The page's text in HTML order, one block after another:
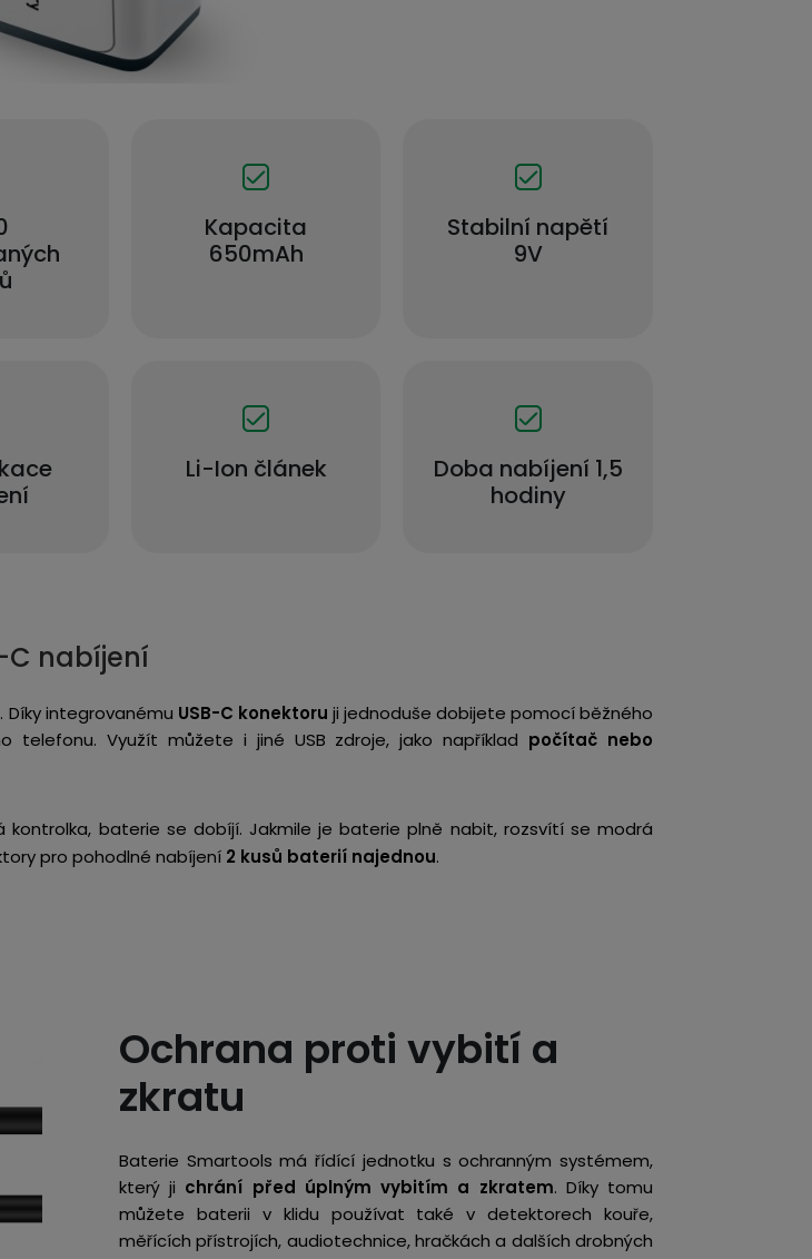
Kapacita
650mAh
Stabilní napětí
9V
Li-Ion článek
Doba nabíjení 1,5
hodiny
C nabíjení
integrovanému USB-C konektoru ji jednoduše dobijete pomocí běžného
Využít můžete i jiné USB zdroje, jako například počítač nebo
kontrolka, baterie se dobíjí. Jakmile je baterie plně nabit, rozsvítí se modrá
pro pohodlné nabíjení 2 kusů baterií najednou.
Ochrana proti vybití a
zkratu
Baterie Smartools má řídící jednotku s ochranným systémem,
který ji chrání před úplným vybitím a zkratem. Díky tomu
můžete baterii v klidu používat také v detektorech kouře,
měřících přístrojích, audiotechnice, hračkách a dalších drobných